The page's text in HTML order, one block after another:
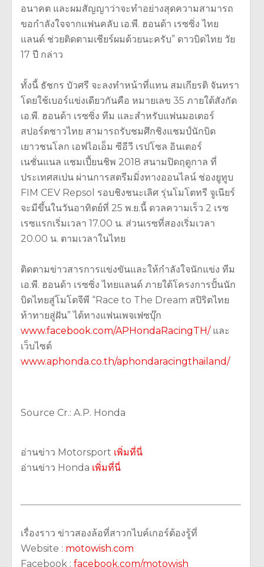
อนาคต และผมสัญญาว่าจะทำอย่างสุดความสามารถ
ขอกำลังใจจากแฟนคลับ เอ.พี. ฮอนด้า เรซซิ่ง ไทย
แลนด์ ช่วยติดตามเชียร์ผมด้วยนะครับ” ดาวบิดไทย วัย
17 ปี กล่าว
ทั้งนี้ ธัชกร บัวศรี จะลงทำหน้าที่แทน สมเกียรติ จันทรา
โดยใช้เบอร์แข่งเดียวกันคือ หมายเลข 35 ภายใต้สังกัด
เอ.พี. ฮอนด้า เรซซิ่ง ทีม และสำหรับแฟนมอเตอร์
สปอร์ตชาวไทย สามารถรับชมศึกชิงแชมป์นักบิด
เยาวชนโลก เอฟไอเอ็ม ซีอีวี เรปโซล อินเตอร์
เนชั่นแนล แชมเปี้ยนชิพ 2018 สนามปิดฤดูกาล ที่
ประเทศสเปน ผ่านการสตรีมมิ่งทางออนไลน์ ช่องยูทูบ
FIM CEV Repsol รอบชิงชนะเลิศ รุ่นโมโตทรี จูเนียร์
จะมีขึ้นในวันอาทิตย์ที่ 25 พ.ย.นี้ ดวลความเร็ว 2 เรซ
เรซแรกเริ่มเวลา 17.00 น. ส่วนเรซที่สองเริ่มเวลา
20.00 น. ตามเวลาในไทย
ติดตามข่าวสารการแข่งขันและให้กำลังใจนักแข่ง ทีม
เอ.พี. ฮอนด้า เรซซิ่ง ไทยแลนด์ ภายใต้โครงการปั้นนัก
บิดไทยสู่โมโตจีพี “Race to The Dream สปิริตไทย
ท้าทายสู่ฝัน” ได้ทางแฟนเพจเฟซบุ๊ก
www.facebook.com/APHondaRacingTH/และ
เว็บไซต์
www.aphonda.co.th/aphondaracingthailand/
Source Cr.: A.P. Honda
อ่านข่าว Motorsport เพิ่มที่นี่
อ่านข่าว Honda เพิ่มที่นี่
เรื่องราว ข่าวสองล้อที่สาวกไบค์เกอร์ต้องรู้ที่
Website : motowish.com
Facebook : facebook.com/motowish